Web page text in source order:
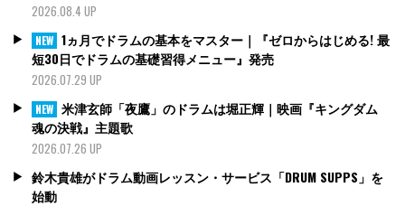
2026.08.4 UP
NEW 1ヵ月でドラムの基本をマスター｜『ゼロからはじめる! 最
短30日でドラムの基礎習得メニュー』発売
2026.07.29 UP
NEW 米津玄師「夜鷹」のドラムは堀正輝｜映画『キングダム
魂の決戦』主題歌
2026.07.26 UP
鈴木貴雄がドラム動画レッスン・サービス「DRUM SUPPS」を
始動